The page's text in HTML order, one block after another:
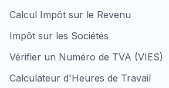
Calcul Impôt sur le Revenu
Impôt sur les Sociétés
Vérifier un Numéro de TVA (VIES)
Calculateur d'Heures de Travail